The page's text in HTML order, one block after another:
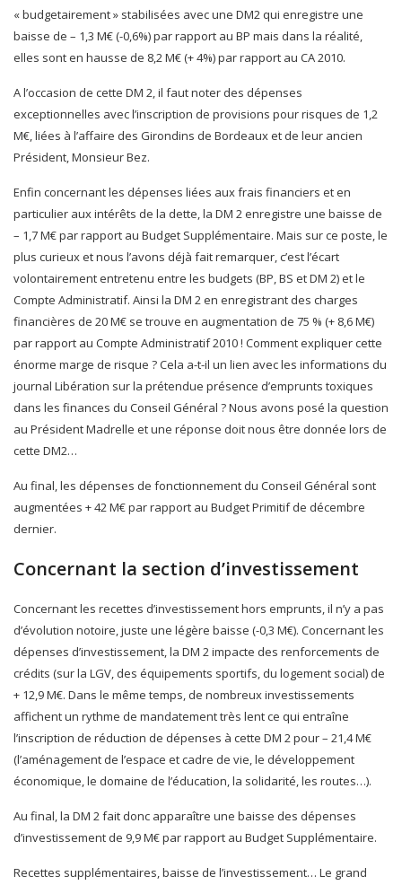
« budgetairement » stabilisées avec une DM2 qui enregistre une
baisse de – 1,3 M€ (-0,6%) par rapport au BP mais dans la réalité,
elles sont en hausse de 8,2 M€ (+ 4%) par rapport au CA 2010.
A l’occasion de cette DM 2, il faut noter des dépenses
exceptionnelles avec l’inscription de provisions pour risques de 1,2
M€, liées à l’affaire des Girondins de Bordeaux et de leur ancien
Président, Monsieur Bez.
Enfin concernant les dépenses liées aux frais financiers et en
particulier aux intérêts de la dette, la DM 2 enregistre une baisse de
– 1,7 M€ par rapport au Budget Supplémentaire. Mais sur ce poste, le
plus curieux et nous l’avons déjà fait remarquer, c’est l’écart
volontairement entretenu entre les budgets (BP, BS et DM 2) et le
Compte Administratif. Ainsi la DM 2 en enregistrant des charges
financières de 20 M€ se trouve en augmentation de 75 % (+ 8,6 M€)
par rapport au Compte Administratif 2010 ! Comment expliquer cette
énorme marge de risque ? Cela a-t-il un lien avec les informations du
journal Libération sur la prétendue présence d’emprunts toxiques
dans les finances du Conseil Général ? Nous avons posé la question
au Président Madrelle et une réponse doit nous être donnée lors de
cette DM2…
Au final, les dépenses de fonctionnement du Conseil Général sont
augmentées + 42 M€ par rapport au Budget Primitif de décembre
dernier.
Concernant la section d’investissement
Concernant les recettes d’investissement hors emprunts, il n’y a pas
d’évolution notoire, juste une légère baisse (-0,3 M€). Concernant les
dépenses d’investissement, la DM 2 impacte des renforcements de
crédits (sur la LGV, des équipements sportifs, du logement social) de
+ 12,9 M€. Dans le même temps, de nombreux investissements
affichent un rythme de mandatement très lent ce qui entraîne
l’inscription de réduction de dépenses à cette DM 2 pour – 21,4 M€
(l’aménagement de l’espace et cadre de vie, le développement
économique, le domaine de l’éducation, la solidarité, les routes…).
Au final, la DM 2 fait donc apparaître une baisse des dépenses
d’investissement de 9,9 M€ par rapport au Budget Supplémentaire.
Recettes supplémentaires, baisse de l’investissement… Le grand